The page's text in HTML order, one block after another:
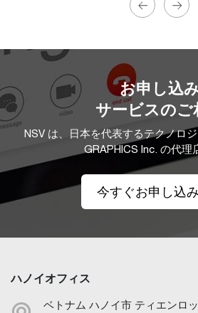
お申し込
サービスのご
NSV は、日本を代表するテクノロ
GRAPHICS Inc. の代理
今すぐお申し込み
ハノイオフィス
ベトナム ハノイ市 ティエンロ